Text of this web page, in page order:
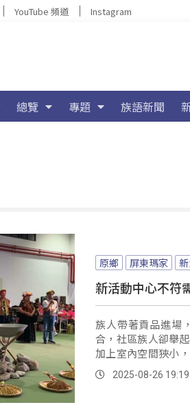
YouTube 頻道 Instagram
總覽 專題 族語新聞
原鄉 屏東瑪家
新活動中心不符
族人帶著貢品進場
合，社區族人卻舉
加上室內空間狹小
動。2025-08-26 19:19